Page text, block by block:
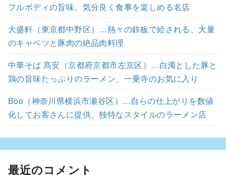
フルボディの旨味、気分良く食事を楽しめる名店
大盛軒（東京都中野区）…熱々の鉄板で給される、大量
のキャベツと豚肉の絶品肉料理
中華そば 髙安（京都府京都市左京区）…白濁とした豚と
鶏の旨味たっぷりのラーメン、一乗寺のお気に入り
Boo（神奈川県横浜市瀬谷区）…自らの仕上がりを数値
化してお客さんに提供、独特なスタイルのラーメン店
最近のコメント